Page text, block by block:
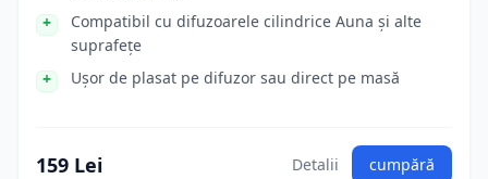
Compatibil cu difuzoarele cilindrice Auna și alte
suprafețe
Ușor de plasat pe difuzor sau direct pe masă
159 Lei Detalii cumpără